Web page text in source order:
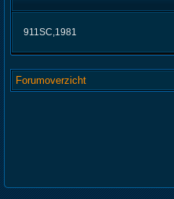
911SC,1981
Forumoverzicht